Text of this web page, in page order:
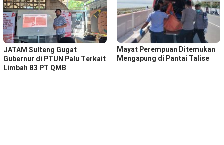
JATAM Sulteng Gugat
Gubernur di PTUN Palu Terkait
Limbah B3 PT QMB
Mayat Perempuan Ditemukan
Mengapung di Pantai Talise